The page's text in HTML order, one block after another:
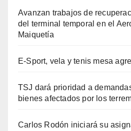
Avanzan trabajos de
del terminal temporal en el
Maiquetía
E-Sport, vela y tenis mesa
TSJ dará prioridad a
bienes afectados por los
Carlos Rodón iniciará su